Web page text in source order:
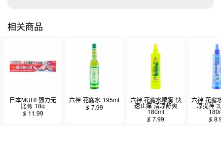
相关商品
日本MUHI 强力无
比膏 18g
$ 11.99
六神 花露水 195ml
$ 7.99
六神 花露水喷雾 快
速止痒 清凉舒爽
180ml
$7.99
六神 花露
凉提神
$